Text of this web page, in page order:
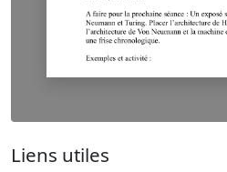
Liens utiles